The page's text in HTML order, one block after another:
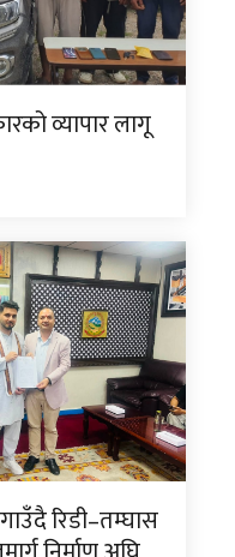
व्यापार लागू
रिडी–तम्घास